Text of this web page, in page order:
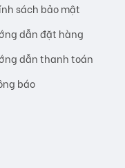
sách bảo mật
dẫn đặt hàng
dẫn thanh toán
báo